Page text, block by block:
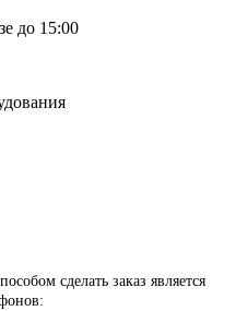
до 15:00
сделать заказ является